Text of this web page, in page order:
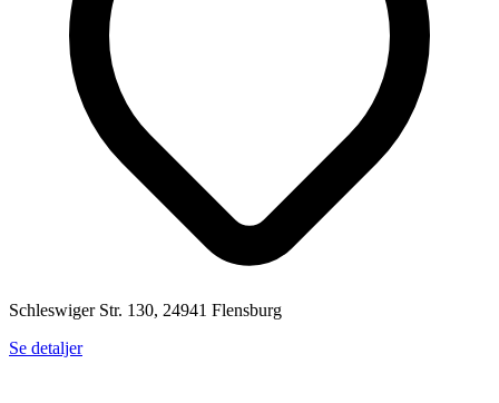
Schleswiger Str. 130, 24941 Flensburg
Se detaljer